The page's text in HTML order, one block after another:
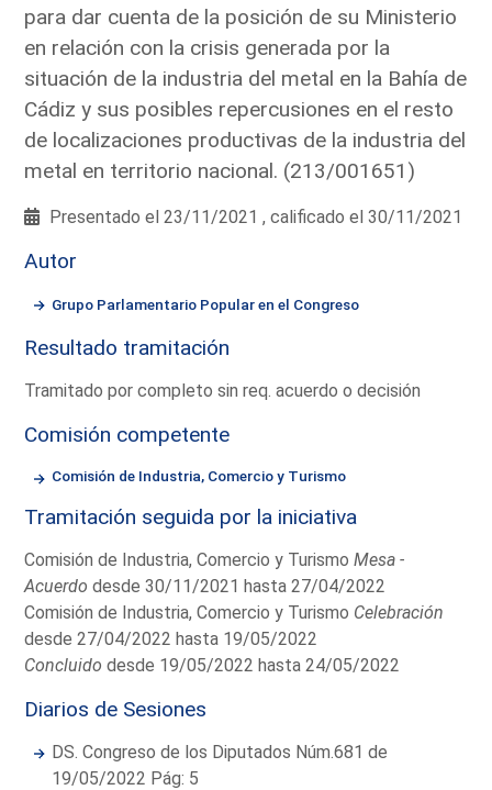
para dar cuenta de la posición de su Ministerio
en relación con la crisis generada por la
situación de la industria del metal en la Bahía de
Cádiz y sus posibles repercusiones en el resto
de localizaciones productivas de la industria del
metal en territorio nacional. (213/001651)
Presentado el 23/11/2021 , calificado el 30/11/2021
Autor
Grupo Parlamentario Popular en el Congreso
Resultado tramitación
Tramitado por completo sin req. acuerdo o decisión
Comisión competente
Comisión de Industria, Comercio y Turismo
Tramitación seguida por la iniciativa
Comisión de Industria, Comercio y TurismoMesa -
Acuerdo desde 30/11/2021 hasta 27/04/2022
Comisión de Industria, Comercio y Turismo Celebración
desde 27/04/2022 hasta 19/05/2022
Concluido desde 19/05/2022 hasta 24/05/2022
Diarios de Sesiones
DS. Congreso de los Diputados Núm.681 de
19/05/2022 Pág: 5